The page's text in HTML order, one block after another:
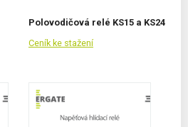
Polovodičová relé KS15 a KS24
Ceník ke stažení